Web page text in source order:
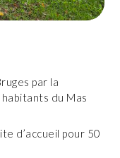
par la
du Mas
d’accueil pour 50